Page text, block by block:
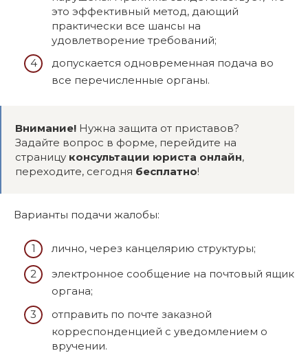
это эффективный метод, дающий
практически все шансы на
удовлетворение требований;
допускается одновременная подача во
все перечисленные органы.
Внимание! Нужна защита от приставов?
Задайте вопрос в форме, перейдите на
страницу консультации юриста онлайн,
переходите, сегодня бесплатно!
Варианты подачи жалобы:
лично, через канцелярию структуры;
электронное сообщение на почтовый ящик
органа;
отправить по почте заказной
корреспонденцией с уведомлением о
вручении.